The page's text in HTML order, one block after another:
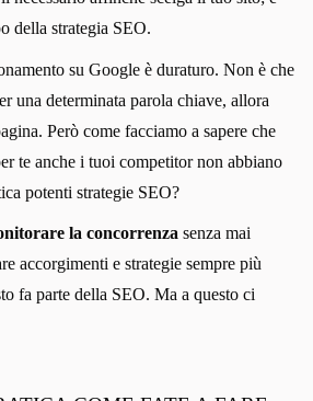
della strategia SEO.
su Google è duraturo. Non è che
una determinata parola chiave, allora
Però come facciamo a sapere che
te anche i tuoi competitor non abbiano
potenti strategie SEO?
la concorrenza senza mai
accorgimenti e strategie sempre più
fa parte della SEO. Ma a questo ci